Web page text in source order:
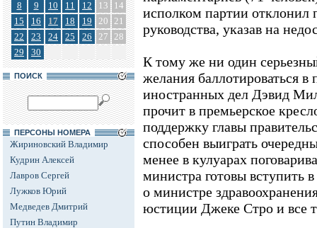
8
9 10 11 12 13
14
15
16 17 18 19 20 21
22
23 24 25 26 27 28
29
30
ПОИСК
ПЕРСОНЫ НОМЕРА
Жириновский Владимир
Кудрин Алексей
Лавров Сергей
Лужков Юрий
Медведев Дмитрий
Путин Владимир
исполком партии отклонил
руководства, указав на
К тому же ни один
желания баллотироваться
иностранных дел Дэвид
прочит в премьерское
поддержку главы
способен выиграть
менее в кулуарах
министра готовы вступить
о министре
юстиции Джеке Стро и все